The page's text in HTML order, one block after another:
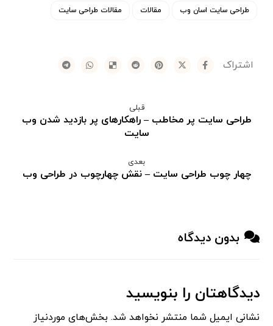
طراحی سایت اسان وب مقالات مقالات طراحی سایت
قبلی
طراحی سایت پر مخاطب – راهکارهای پر بازدید شدن وب
سایت
بعدی
چهار چوب طراحی سایت – نقش چهارچوب در طراحی وب
بدون دیدگاه
دیدگاهتان را بنویسید
نشانی ایمیل شما منتشر نخواهد شد. بخش‌های موردنیاز